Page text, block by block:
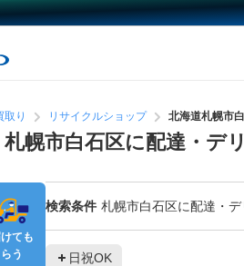
取り リサイクルショップ 北海道札幌市
札幌市白石区に配達・
検索条件 札幌市白石区に配達・
日祝OK
ても
らう